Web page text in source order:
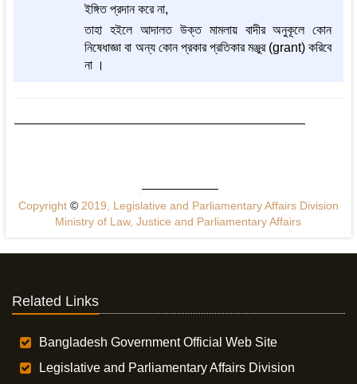
ইঙ্গিত প্রদান করে না,
তাহা হইলে আদালত উক্ত মামলায় বাদীর অনুকূলে কোন
নিষেধাজ্ঞা বা অন্য কোন প্রকার প্রতিকার মঞ্জুর (grant) করিবে
না ।
Copyright ©2019, Legislative and Parliamentary Affairs Division
Ministry of Law, Justice and Parliamentary Affairs
Related Links
Bangladesh Government Official Web Site
Legislative and Parliamentary Affairs Division